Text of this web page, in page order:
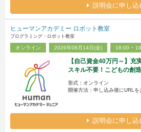
説明会に申し込
ヒューマンアカデミー ロボット教室
プログラミング・ロボット教室
オンライン 2026年08月14日(金) 18:00 ~
【自己資金40万円～】充
スキル不要！こどもの創
形式：オンライン
開催方法：申し込み後にURL
説明会に申し込